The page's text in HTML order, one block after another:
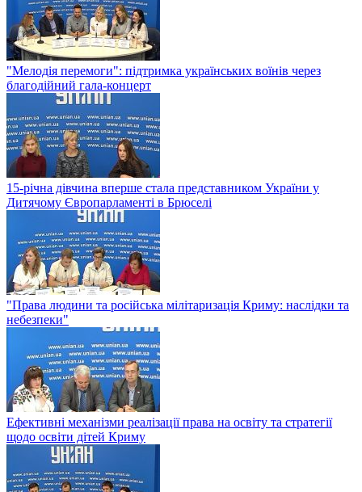
"Мелодія перемоги": підтримка українських воїнів через
благодійний гала-концерт
15-річна дівчина вперше стала представником України у
Дитячому Європарламенті в Брюселі
"Права людини та російська мілітаризація Криму: наслідки та
небезпеки"
Ефективні механізми реалізації права на освіту та стратегії
щодо освіти дітей Криму